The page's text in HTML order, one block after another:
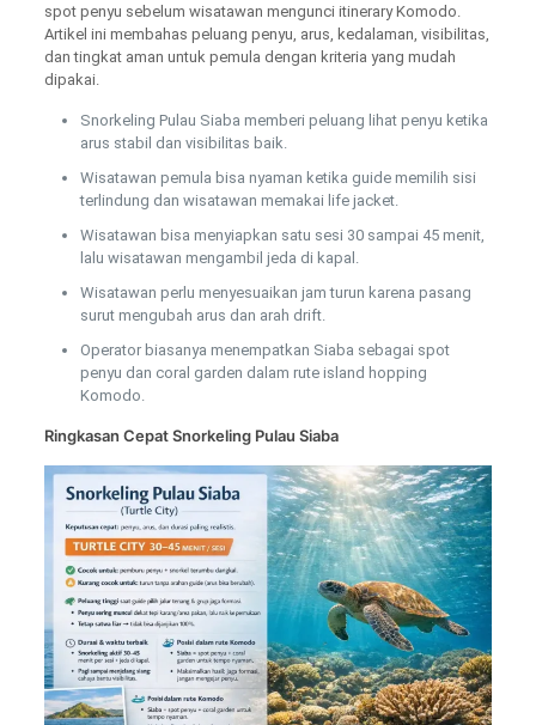
spot penyu sebelum wisatawan mengunci itinerary Komodo.
Artikel ini membahas peluang penyu, arus, kedalaman, visibilitas,
dan tingkat aman untuk pemula dengan kriteria yang mudah
dipakai.
Snorkeling Pulau Siaba memberi peluang lihat penyu ketika
arus stabil dan visibilitas baik.
Wisatawan pemula bisa nyaman ketika guide memilih sisi
terlindung dan wisatawan memakai life jacket.
Wisatawan bisa menyiapkan satu sesi 30 sampai 45 menit,
lalu wisatawan mengambil jeda di kapal.
Wisatawan perlu menyesuaikan jam turun karena pasang
surut mengubah arus dan arah drift.
Operator biasanya menempatkan Siaba sebagai spot
penyu dan coral garden dalam rute island hopping
Komodo.
Ringkasan Cepat Snorkeling Pulau Siaba